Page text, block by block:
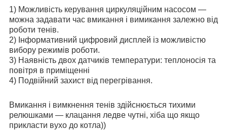
1) Можливість керування циркуляційним насосом —
можна задавати час вмикання і вимикання залежно від
роботи тенів.
2) Інформативний цифровий дисплей із можливістю
вибору режимів роботи.
3) Наявність двох датчиків температури: теплоносія та
повітря в приміщенні
4) Подвійний захист від перегрівання.
Вмикання і вимкнення тенів здійснюється тихими
релюшками — клацання ледве чутні, хіба що якщо
прикласти вухо до котла))